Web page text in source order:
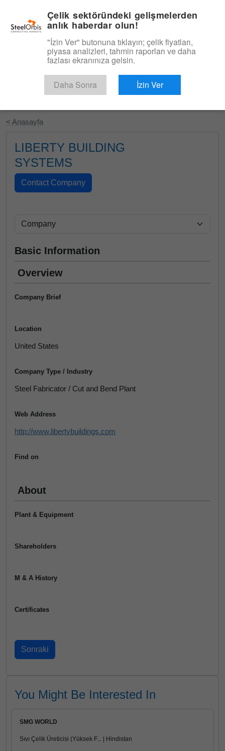
Ücretsiz Deneyin
< Anasayfa
LIBERTY BUILDING
SYSTEMS
Basic Information
Overview
Company Brief
Location
United States
Company Type / Industry
Steel Fabricator / Cut and Bend Plant
Web Address
http://www.libertybuildings.com
Find on
About
Plant & Equipment
Shareholders
M & A History
Certificates
You Might Be Interested In
SMG WORLD
Sıvı Çelik Üreticisi (Yüksek F... | Hindistan
Çelik sektöründeki gelişmelerden
anlık haberdar olun!
"İzin Ver" butonuna tıklayın; çelik fiyatları,
piyasa analizleri, tahmin raporları ve daha
fazlası ekranınıza gelsin.
Daha Sonra İzin Ver